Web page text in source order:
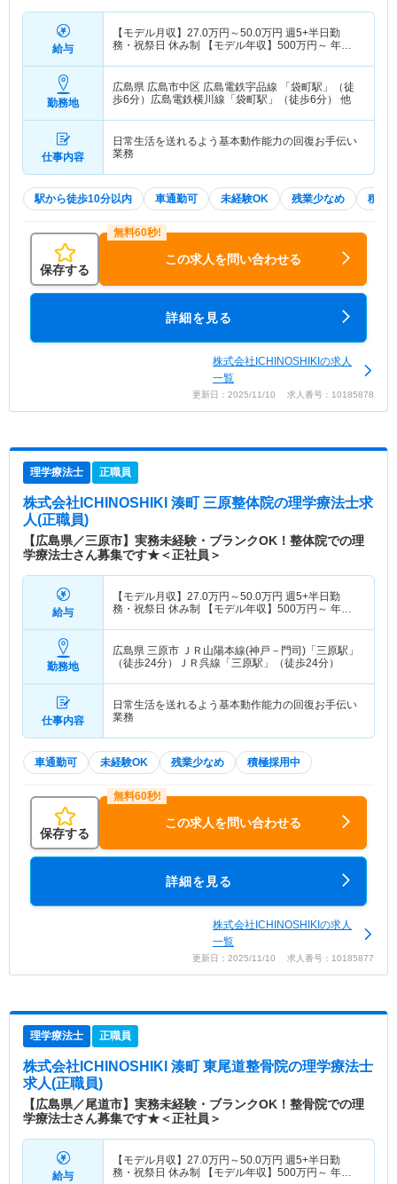
給与
【モデル月収】 27.0万円～50.0万円 週5+半日勤
務・祝祭日 休み制 【モデル年収】 500万円～ 年収
勤務地
広島県 広島市中区 広島電鉄宇品線 「袋町駅」（徒
歩6分）広島電鉄横川線「袋町駅」（徒歩6分） 他
仕事内容
日常生活を送れるよう基本動作能力の回復お手伝い
業務
駅から徒歩10分以内 車通勤可 未経験OK 残業少なめ 積極
保存する
この求人を問い合わせる
詳細を見る
株式会社ICHINOSHIKIの求人
一覧
更新日：2025/11/10 求人番号：10185878
理学療法士 正職員
株式会社ICHINOSHIKI 湊町 三原整体院の理学療法士求
人(正職員)
【広島県／三原市】実務未経験・ブランクOK！整体院での理
学療法士さん募集です★＜正社員＞
給与
【モデル月収】 27.0万円～50.0万円 週5+半日勤
務・祝祭日 休み制 【モデル年収】 500万円～ 年収
勤務地
広島県 三原市 ＪＲ山陽本線(神戸－門司)「三原駅」
（徒歩24分）ＪＲ呉線「三原駅」（徒歩24分）
仕事内容
日常生活を送れるよう基本動作能力の回復お手伝い
業務
車通勤可 未経験OK 残業少なめ 積極採用中
保存する
この求人を問い合わせる
詳細を見る
株式会社ICHINOSHIKIの求人
一覧
更新日：2025/11/10 求人番号：10185877
理学療法士 正職員
株式会社ICHINOSHIKI 湊町 東尾道整骨院の理学療法士
求人(正職員)
【広島県／尾道市】実務未経験・ブランクOK！整骨院での理
学療法士さん募集です★＜正社員＞
給与
【モデル月収】 27.0万円～50.0万円 週5+半日勤
務・祝祭日 休み制 【モデル年収】 500万円～ 年収